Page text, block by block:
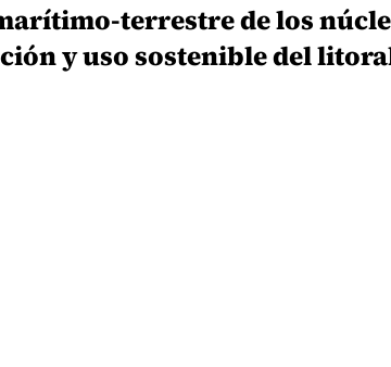
terrestre de los
y uso sostenible del